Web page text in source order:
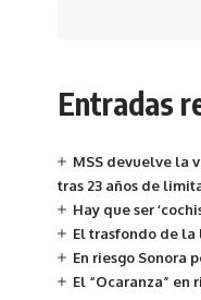
Entradas
MSS devuelve la
tras 23 años de
Hay que ser
El trasfondo de la
En riesgo Sonora
El “Ocaranza” en